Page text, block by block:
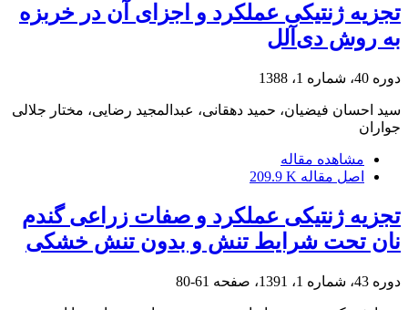
تجزیه ژنتیکی عملکرد و اجزای آن در خربزه
به روش دی‌آلل
دوره 40، شماره 1، 1388
سید احسان فیضیان، حمید دهقانی، عبدالمجید رضایی، مختار جلالی
جواران
مشاهده مقاله
اصل مقاله 209.9 K
تجزیه ژنتیکی عملکرد و صفات زراعی گندم
نان تحت شرایط تنش و بدون تنش خشکی
دوره 43، شماره 1، 1391، صفحه 61-80